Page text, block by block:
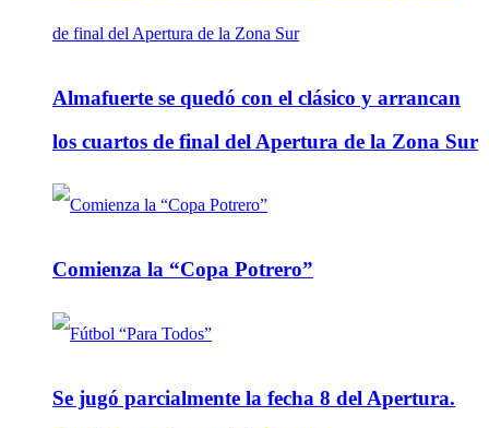
Almafuerte se quedó con el clásico y arrancan
los cuartos de final del Apertura de la Zona Sur
Comienza la “Copa Potrero”
Se jugó parcialmente la fecha 8 del Apertura.